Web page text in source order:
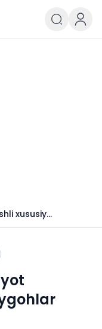
xabarlari va
xususiy